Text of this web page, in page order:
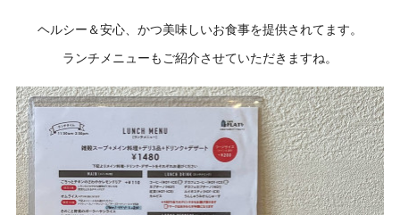
ヘルシー＆安心、かつ美味しいお食事を提供されてます。
ランチメニューもご紹介させていただきますね。